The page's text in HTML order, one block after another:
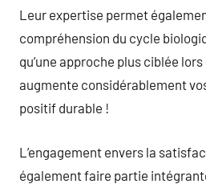
Leur expertise permet
compréhension du cycle
qu’une approche plus ciblée
augmente considérablement
positif durable !
L’engagement envers la
également faire partie